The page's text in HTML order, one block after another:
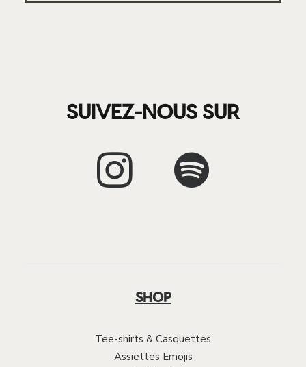
SUIVEZ-NOUS SUR
SHOP
Tee-shirts & Casquettes
Assiettes Emojis